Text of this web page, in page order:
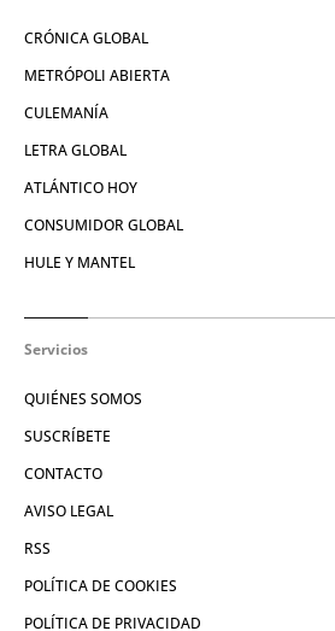
CRÓNICA GLOBAL
METRÓPOLI ABIERTA
CULEMANÍA
LETRA GLOBAL
ATLÁNTICO HOY
CONSUMIDOR GLOBAL
HULE Y MANTEL
Servicios
QUIÉNES SOMOS
SUSCRÍBETE
CONTACTO
AVISO LEGAL
RSS
POLÍTICA DE COOKIES
POLÍTICA DE PRIVACIDAD